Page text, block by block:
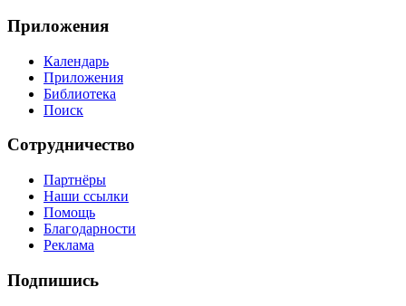
Приложения
Календарь
Приложения
Библиотека
Поиск
Сотрудничество
Партнёры
Наши ссылки
Помощь
Благодарности
Реклама
Подпишись